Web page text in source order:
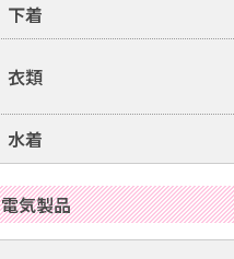
下着
衣類
水着
電気製品